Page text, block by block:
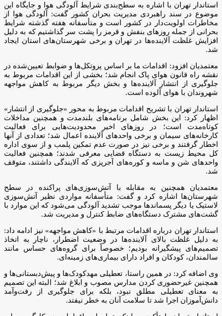
استاندار تهران با اشاره به سطح‌بندی شرایط آلودگی هوا و جایگاه این
موضوع در سند راهبردی مدیریت بحران کشور گفت: آلودگی هوا از
مخاطرات اولویت‌دار در کشور است و متأسفانه هفته گذشته شرایط
بحرانی از جمله روزهای بنفش و قرمز را پشت سر گذاشتیم که به دلیل
افزایش غلظت آلاینده‌ها در تهران و برخی شهرستان‌های استان ایجاد
شد.
معتمدیان افزود: اقدامات ما بر اساس پروتکل‌ها و ضوابط تعیین‌شده در
نقشه راه قانون هوای پاک انجام شد؛ بخشی از این اقدامات مربوط به
جلوگیری از انتشار آلاینده‌ها و بخش دیگر مربوط به کاهش مواجهه
شهروندان با هوای آلوده است.
استاندار تهران با تشریح اقدامات مربوط به محور «جلوگیری از انتشار»
اظهار کرد: این بخش شامل برنامه‌های بلندمدت و همچنین مداخلات
کوتاه‌مدت است؛ در روزهای اخیر محدودیت‌هایی برای فعالیت
کارخانه‌های سیمان و برخی واحدهای آلاینده اعمال شد؛ تعدادی از آنها
اخطار گرفتند و برخی نیز در صورت عدم تمکین پلمب و از سوی اداره
کل محیط زیست به دستگاه قضایی معرفی شدند؛ همچنین فعالیت
واحدهای شن و ماسه و کوره‌های آجرپزی که آلایندگی داشتند، متوقف
شد.
معتمدیان همچنین به مقابله با آتش‌سوزی‌های پراکنده در سطح
شهرستان‌ها اشاره کرد و گفت: متأسفانه مواردی نظیر آتش‌سوزی
لاستیک یا دیگر پسماندها موجب تشدید آلودگی می‌شود که این موارد با
گشت‌های مشترک دستگاه‌های ضابط کنترل و مدیریت شد.
استاندار تهران درباره اقدامات مرتبط با «کاهش مواجهه» نیز ادامه داد:
به دلیل غلظت بالای آلاینده‌ها در وضعیت اضطرار، ناچار به اتخاذ
تصمیم‌های پیشگیرانه بودیم؛ خصوصاً برای گروه‌های حساس مانند
سالمندان، کودکان و افراد دارای بیماری‌های زمینه‌ای.
وی اضافه کرد: در همین راستا، تعطیلی مهدکودک‌ها و پیش‌دبستانی‌ها و
همچنین غیرحضوری کردن مدارس مصوب و ابلاغ شد؛ البته این تصمیم
به معنای تعطیلی مطلق نبود، بلکه برای جلوگیری از رفت‌وآمد
دانش‌آموزان اجرا شد تا سلامت آنان به خطر نیفتد.